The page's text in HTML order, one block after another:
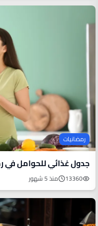
رمضانيات
جدول غذائي للحوامل في
13360 منذ 5 شهور